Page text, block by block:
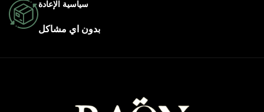
سياسية الإعادة
بدون اي مشاكل